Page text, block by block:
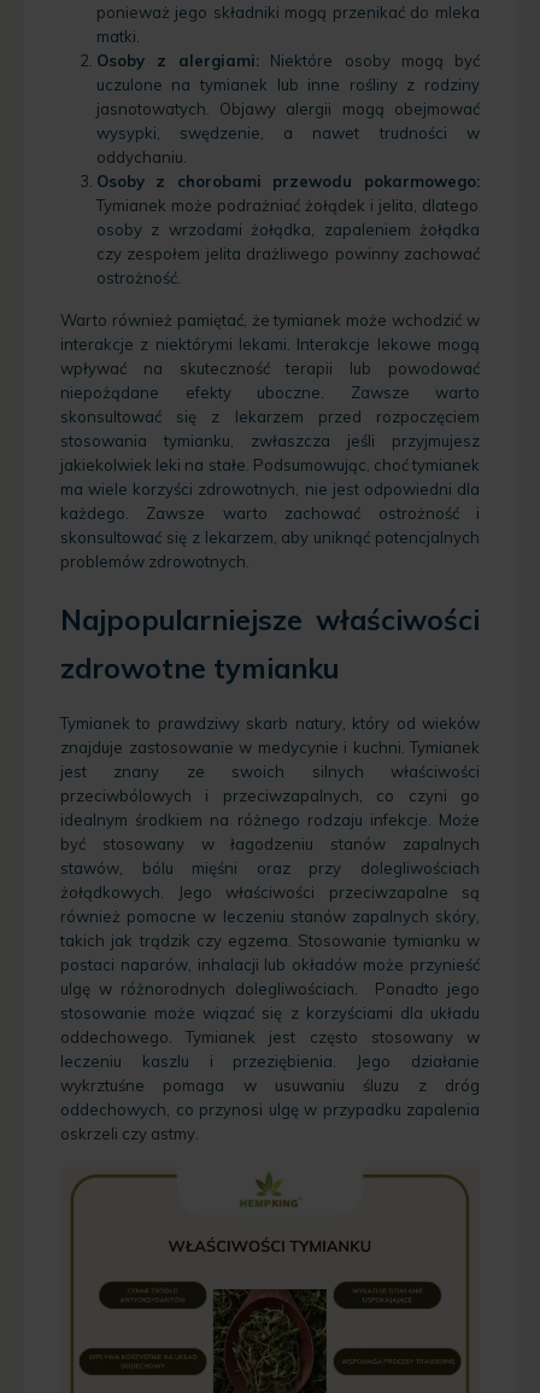
ponieważ jego składniki mogą przenikać do mleka
matki.
Osoby z alergiami: Niektóre osoby mogą być
uczulone na tymianek lub inne rośliny z rodziny
jasnotowatych. Objawy alergii mogą obejmować
wysypki, swędzenie, a nawet trudności w
oddychaniu.
Osoby z chorobami przewodu pokarmowego:
Tymianek może podrażniać żołądek i jelita, dlatego
osoby z wrzodami żołądka, zapaleniem żołądka
czy zespołem jelita drażliwego powinny zachować
ostrożność.
Warto również pamiętać, że tymianek może wchodzić w
interakcje z niektórymi lekami. Interakcje lekowe mogą
wpływać na skuteczność terapii lub powodować
niepożądane efekty uboczne. Zawsze warto
skonsultować się z lekarzem przed rozpoczęciem
stosowania tymianku, zwłaszcza jeśli przyjmujesz
jakiekolwiek leki na stałe. Podsumowując, choć tymianek
ma wiele korzyści zdrowotnych, nie jest odpowiedni dla
każdego. Zawsze warto zachować ostrożność i
skonsultować się z lekarzem, aby uniknąć potencjalnych
problemów zdrowotnych.
Najpopularniejsze właściwości
zdrowotne tymianku
Tymianek to prawdziwy skarb natury, który od wieków
znajduje zastosowanie w medycynie i kuchni. Tymianek
jest znany ze swoich silnych właściwości
przeciwbólowych i przeciwzapalnych, co czyni go
idealnym środkiem na różnego rodzaju infekcje. Może
być stosowany w łagodzeniu stanów zapalnych
stawów, bólu mięśni oraz przy dolegliwościach
żołądkowych. Jego właściwości przeciwzapalne są
również pomocne w leczeniu stanów zapalnych skóry,
takich jak trądzik czy egzema. Stosowanie tymianku w
postaci naparów, inhalacji lub okładów może przynieść
ulgę w różnorodnych dolegliwościach. Ponadto jego
stosowanie może wiązać się z korzyściami dla układu
oddechowego. Tymianek jest często stosowany w
leczeniu kaszlu i przeziębienia. Jego działanie
wykrztuśne pomaga w usuwaniu śluzu z dróg
oddechowych, co przynosi ulgę w przypadku zapalenia
oskrzeli czy astmy.